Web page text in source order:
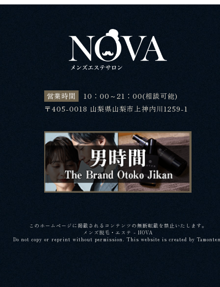
営業時間
10：00～21：00(相談可能)
〒405-0018 山梨県山梨市上神内川1259-1
このホームページに掲載されるコンテンツの無断転載を禁止いたします。
メンズ脱毛・エステ - NOVA
Do not copy or reprint without permission. This website is created by